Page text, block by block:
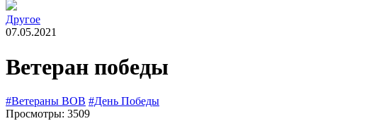
Другое
07.05.2021
Ветеран победы
#Ветераны ВОВ #День Победы
Просмотры: 3509